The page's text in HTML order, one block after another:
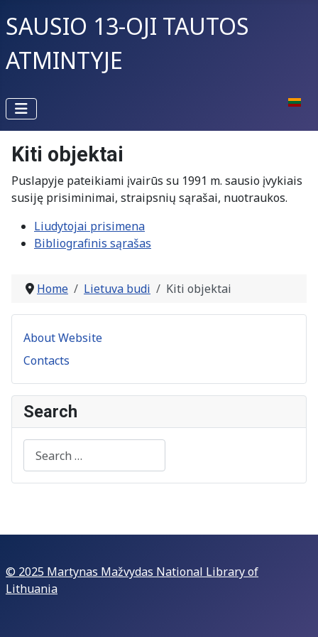
SAUSIO 13-OJI TAUTOS
ATMINTYJE
Select
Kiti objektai
Puslapyje pateikiami įvairūs su 1991 m. sausio įvykiais
susiję prisiminimai, straipsnių sąrašai, nuotraukos.
Liudytojai prisimena
Bibliografinis sąrašas
Home Lietuva budi Kiti objektai
About Website
Contacts
Search
© 2025 Martynas Mažvydas National Library of
Lithuania